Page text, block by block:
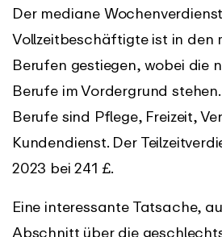
Der mediane
Vollzeitbeschäftigte ist in den
Berufen gestiegen, wobei die
Berufe im Vordergrund
Berufe sind Pflege, Freizeit,
Kundendienst. Der
2023 bei 241 £.
Eine interessante Tatsache,
Abschnitt über die